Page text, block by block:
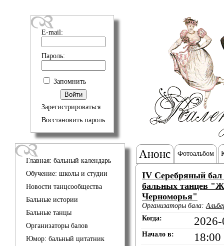
E-mail:
Пароль:
Запомнить
Зарегистрироваться
Восстановить пароль
Главная: бальный календарь
Обучение: школы и студии
Новости танцсообщества
Бальные истории
Бальные танцы
Организаторы балов
Юмор: бальный цитатник
Анонс Фотоальбом
IV Серебряный бал
бальных танцев
Черноморья"
Организаторы бала:
Когда:
Начало в: 18:00